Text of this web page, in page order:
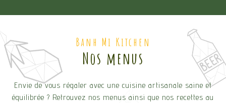
Banh Mi Kitchen
Nos menus
Envie de vous régaler avec une cuisine artisanale saine et
équilibrée ? Retrouvez nos menus ainsi que nos recettes au